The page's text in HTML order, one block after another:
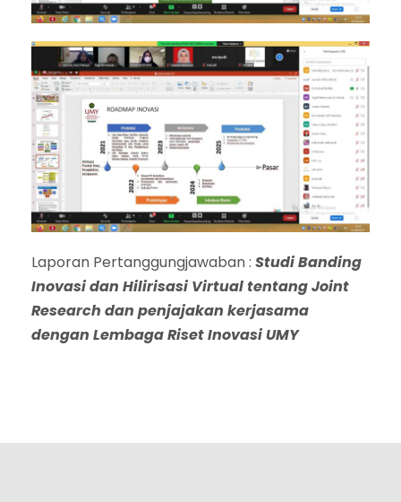
Laporan Pertanggungjawaban : Studi Banding
Inovasi dan Hilirisasi Virtual tentang Joint
Research dan penjajakan kerjasama
dengan Lembaga Riset Inovasi UMY